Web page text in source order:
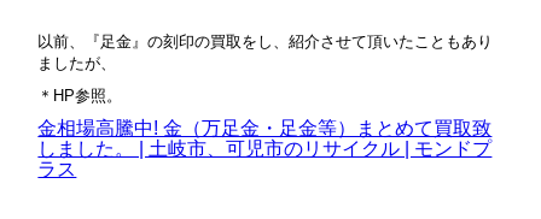
以前、『足金』の刻印の買取をし、紹介させて頂いたこともあり
ましたが、
＊HP参照。
金相場高騰中! 金（万足金・足金等）まとめて買取致
しました。 | 土岐市、可児市のリサイクル | モンドプ
ラス